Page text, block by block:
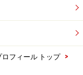
ロフィール トップ
>